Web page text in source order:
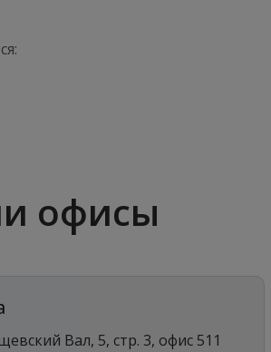
офисы
Вал, 5, стр. 3, офис 511